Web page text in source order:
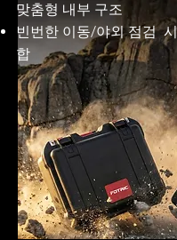
맞춤형 내부 구조
빈번한 이동/야외 점검
합